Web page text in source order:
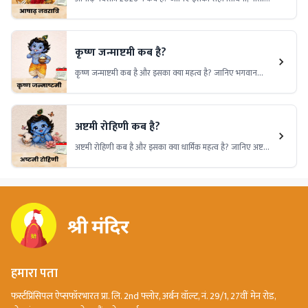
विशेष उपायों की पूरी जानकारी।
कृष्ण जन्माष्टमी कब है?
कृष्ण जन्माष्टमी कब है और इसका क्या महत्व है? जानिए भगवान
धार्मिक महत्व और इस पावन पर्व से जुड़ी विशेष मान्यताओं के बारे में।
अष्टमी रोहिणी कब है?
अष्टमी रोहिणी कब है और इसका क्या धार्मिक महत्व है? जानिए अष्टमी
मान्यताएं, पूजा विधि और इस पावन पर्व की संपूर्ण जानकारी।
हमारा पता
फर्स्टप्रिंसिपल ऐप्सफॉरभारत प्रा. लि. 2nd फ्लोर, अर्बन वॉल्ट, नं. 29/1, 27वीं मेन रोड,